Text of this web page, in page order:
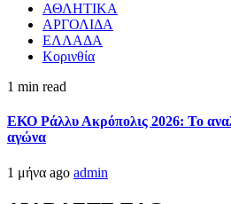
ΑΘΛΗΤΙΚΑ
ΑΡΓΟΛΙΔΑ
ΕΛΛΑΔΑ
Κορινθία
1 min read
ΕΚΟ Ράλλυ Ακρόπολις 2026: Το
αγώνα
1 μήνα ago admin